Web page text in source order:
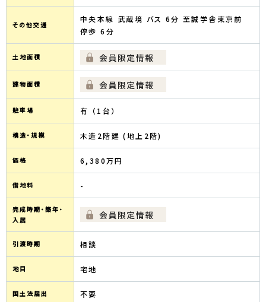
その他交通
中央本線 武蔵境 バス 6分 至誠学舎東京前
停歩 6分
土地面積
建物面積
駐車場 有 （1台）
構造・規模 木造2階建 (地上2階)
価格 6,380万円
借地料 -
完成時期・築年・
入居
引渡時期 相談
地目 宅地
国土法届出 不要